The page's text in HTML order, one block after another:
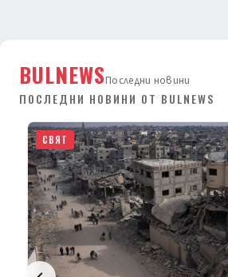
BULNEWSПоследни новини
ПОСЛЕДНИ НОВИНИ ОТ BULNEWS
СВЯТ